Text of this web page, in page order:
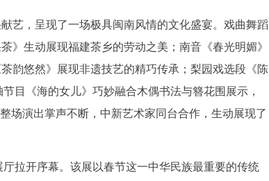
艺，呈现了一场极具闽南风情的文化盛宴。戏曲舞蹈
》生动展现福建茶乡的劳动之美；南音《春光明媚》
韵悠然》展现非遗技艺的精巧传承；梨园戏选段《陈
目《海的女儿》巧妙融合木偶书法与簪花围展示，
场演出掌声不断，中新艺术家同台合作，生动展现了
拉开序幕。该展以春节这一中华民族最重要的传统